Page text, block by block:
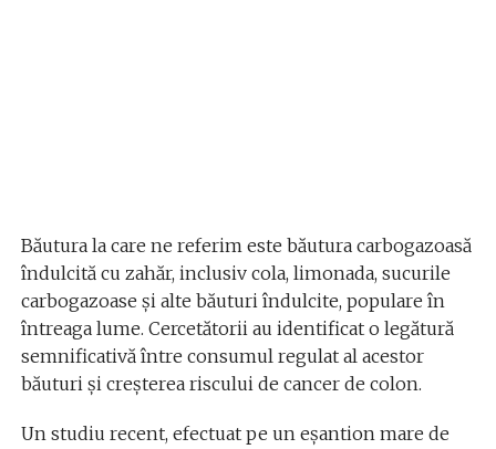
Băutura la care ne referim este băutura carbogazoasă
îndulcită cu zahăr, inclusiv cola, limonada, sucurile
carbogazoase și alte băuturi îndulcite, populare în
întreaga lume. Cercetătorii au identificat o legătură
semnificativă între consumul regulat al acestor
băuturi și creșterea riscului de cancer de colon.
Un studiu recent, efectuat pe un eșantion mare de